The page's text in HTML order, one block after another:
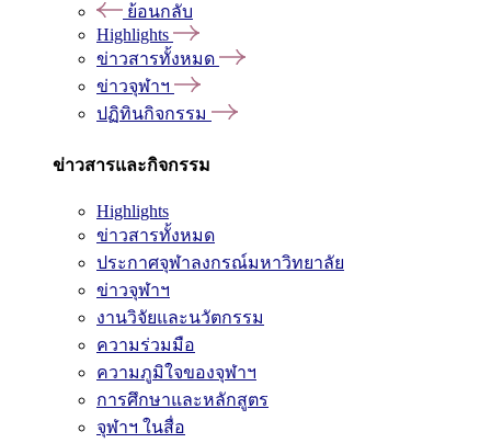
ย้อนกลับ
Highlights
ข่าวสารทั้งหมด
ข่าวจุฬาฯ
ปฏิทินกิจกรรม
ข่าวสารและกิจกรรม
Highlights
ข่าวสารทั้งหมด
ประกาศจุฬาลงกรณ์มหาวิทยาลัย
ข่าวจุฬาฯ
งานวิจัยและนวัตกรรม
ความร่วมมือ
ความภูมิใจของจุฬาฯ
การศึกษาและหลักสูตร
จุฬาฯ ในสื่อ